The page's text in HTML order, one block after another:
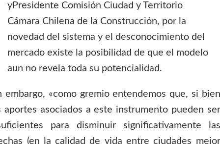
yPresidente Comisión Ciudad y Territorio
Cámara Chilena de la Construcción, por la
novedad del sistema y el desconocimiento del
mercado existe la posibilidad de que el modelo
aun no revela toda su potencialidad.
embargo, «como gremio entendemos que, si bien
aportes asociados a este instrumento pueden ser
para disminuir significativamente las
(en la calidad de vida entre ciudades mejor